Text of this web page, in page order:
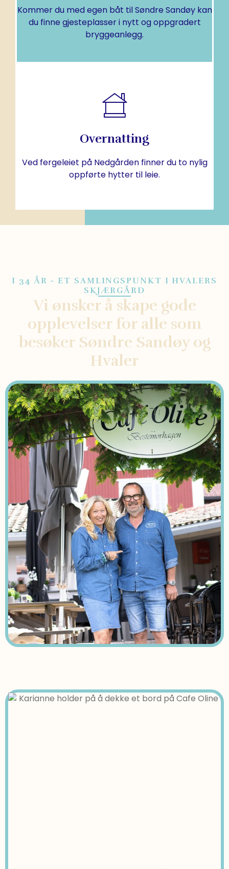
Kommer du med egen båt til Søndre Sandøy kan
du finne gjesteplasser i nytt og oppgradert
bryggeanlegg.
Gjestehavn
Her møter du havnevertene som hjelper deg å
Overnatting
Ved fergeleiet på Nedgården finner du to nylig
oppførte hytter til leie.
Overnatting
stue/kjøkken og internett.
FINN UT MER
I 34 ÅR - ET SAMLINGSPUNKT I HVALERS
SKJÆRGÅRD
Vi ønsker å skape gode
opplevelser for alle som
besøker Søndre Sandøy og
Hvaler